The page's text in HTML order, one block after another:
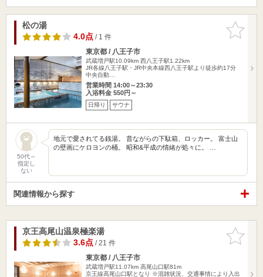
お気に入
りに追加
松の湯
4.0点/ 1 件
東京都 / 八王子市
武蔵増戸駅10.09km 西八王子駅1.22km
JR各線八王子駅・JR中央本線西八王子駅より徒歩約17分
中央自動…
営業時間 14:00～23:30
入浴料金 550円～
日帰り サウナ
50代～
指定し
ない
地元で愛されてる銭湯。 昔ながらの下駄箱、ロッカー。 富士山
の壁画にケロヨンの桶。 昭和&平成の情緒が処々に。 …
関連情報から探す
お気に入
りに追加
京王高尾山温泉極楽湯
3.6点/ 21 件
東京都 / 八王子市
武蔵増戸駅11.07km 高尾山口駅81m
京王線高尾山口駅となり ※混雑状況、交通事情により入出